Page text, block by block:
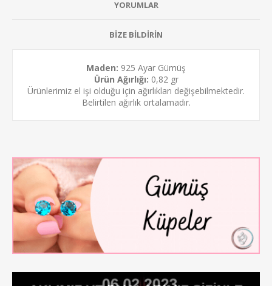
YORUMLAR
BİZE BİLDİRİN
Maden: 925 Ayar Gümüş
Ürün Ağırlığı: 0,82 gr
Ürünlerimiz el işi olduğu için ağırlıkları değişebilmektedir.
Belirtilen ağırlık ortalamadır.